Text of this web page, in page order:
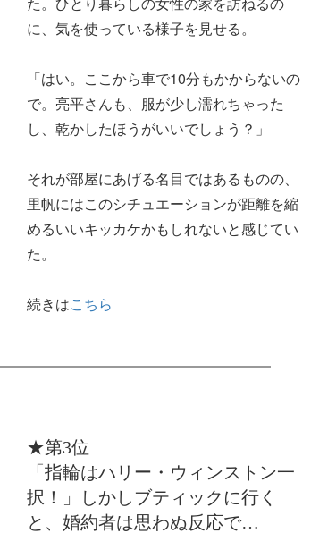
に、気を使っている様子を見せる。
「はい。ここから車で10分もかからないの
で。亮平さんも、服が少し濡れちゃった
し、乾かしたほうがいいでしょう？」
それが部屋にあげる名目ではあるものの、
里帆にはこのシチュエーションが距離を縮
めるいいキッカケかもしれないと感じてい
た。
続きはこちら
★第3位
「指輪はハリー・ウィンストン一
択！」しかしブティックに行く
と、婚約者は思わぬ反応で…